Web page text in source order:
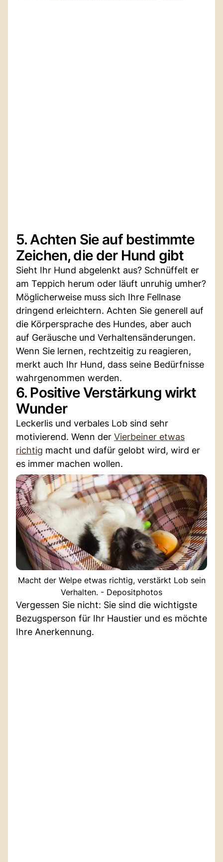
5. Achten Sie auf bestimmte
Zeichen, die der Hund gibt
Sieht Ihr Hund abgelenkt aus? Schnüffelt er
am Teppich herum oder läuft unruhig umher?
Möglicherweise muss sich Ihre Fellnase
dringend erleichtern. Achten Sie generell auf
die Körpersprache des Hundes, aber auch
auf Geräusche und Verhaltensänderungen.
Wenn Sie lernen, rechtzeitig zu reagieren,
merkt auch Ihr Hund, dass seine Bedürfnisse
wahrgenommen werden.
6. Positive Verstärkung wirkt
Wunder
Leckerlis und verbales Lob sind sehr
motivierend. Wenn der Vierbeiner etwas
richtig macht und dafür gelobt wird, wird er
es immer machen wollen.
Macht der Welpe etwas richtig, verstärkt Lob sein
Verhalten. - Depositphotos
Vergessen Sie nicht: Sie sind die wichtigste
Bezugsperson für Ihr Haustier und es möchte
Ihre Anerkennung.